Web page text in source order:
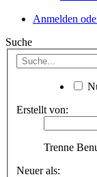
Anmelden
Suche
Erstellt von:
Trenne
Neuer als: